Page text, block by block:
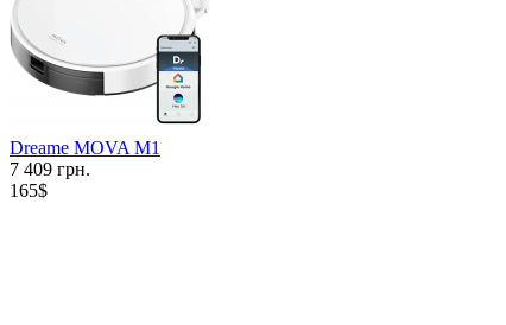
Dreame MOVA M1
7 409 грн.
165$